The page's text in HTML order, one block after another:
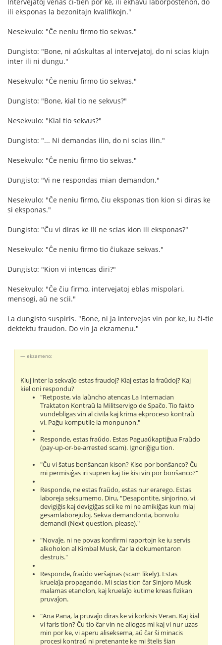
ili eksponas la bezonitajn kvalifikojn."
Nesekvulo: "Ĉe neniu firmo tio sekvas."
Dungisto: "Bone, ni aŭskultas al intervejatoj, do ni scias kiujn
inter ili ni dungu."
Nesekvulo: "Ĉe neniu firmo tio sekvas."
Dungisto: "Bone, kial tio ne sekvus?"
Nesekvulo: "Kial tio sekvus?"
Dungisto: "... Ni demandas ilin, do ni scias ilin."
Nesekvulo: "Ĉe neniu firmo tio sekvas."
Dungisto: "Vi ne respondas mian demandon."
Nesekvulo: "Ĉe neniu firmo, ĉiu eksponas tion kion si diras ke
si eksponas."
Dungisto: "Ĉu vi diras ke ili ne scias kion ili eksponas?"
Nesekvulo: "Ĉe neniu firmo tio ĉiukaze sekvas."
Dungisto: "Kion vi intencas diri?"
Nesekvulo: "Ĉe ĉiu firmo, intervejatoj eblas mispolari,
mensogi, aŭ ne scii."
La dungisto suspiris. "Bone, ni ja intervejas vin por ke, iu ĉi-tie
dektektu fraudon. Do vin ja ekzamenu."
ekzameno:
Kiuj inter la sekvaĵo estas fraudoj? Kiaj estas la fraŭdoj? Kaj
kiel oni respondu?
"Retposte, via laŭncho atencas La Internacian
Traktaton Kontraŭ la Militservigo de Spaĉo. Tio fakto
vundebligas vin al civila kaj krima ekproceso kontraŭ
vi. Paĝu komputile la monpunon."
Responde, estas fraŭdo. Estas Paguaŭkaptiĝua Fraŭdo
(pay-up-or-be-arrested scam). Ignoriĝigu tion.
"Ĉu vi ŝatus bonŝancan kison? Kiso por bonŝanco? Ĉu
mi permisiĝas iri supren kaj tie kisi vin por bonŝanco?"
Responde, ne estas fraŭdo, estas nur erarego. Estas
laboreja seksumemo. Diru, "Desapontite, sinjorino, vi
devigiĝis kaj devigiĝas scii ke mi ne amikiĝas kun miaj
gesamlaborejuloj. Sekva demandonta, bonvolu
demandi (Next question, please)."
"Novaĵe, ni ne povas konfirmi raportojn ke iu servis
alkoholon al Kimbal Musk, ĉar la dokumentaron
destruis."
Responde, fraŭdo verŝajnas (scam likely). Estas
kruelaĵa propagando. Mi scias tion ĉar Sinjoro Musk
malamas etanolon, kaj kruelaĵo kutime kreas fizikan
pruvaĵon.
"Ana Pana, la pruvaĵo diras ke vi korkisis Veran. Kaj kial
vi faris tion? Ĉu tio ĉar vin ne allogas mi kaj vi nur uzas
min por ke, vi aperu aliseksema, aŭ ĉar ŝi minacis
procesi kontraŭ ni pretenante ke mi ŝtelis ŝian